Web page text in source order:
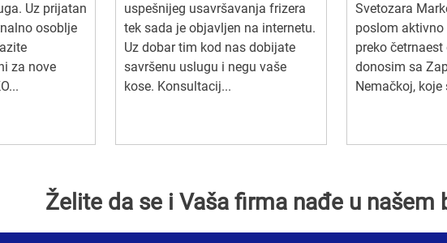
Uz prijatan
osoblje
za nove
uspešnijeg usavršavanja frizera
tek sada je objavljen na internetu.
Uz dobar tim kod nas dobijate
savršenu uslugu i negu vaše
kose. Konsultacij...
Svetozara
poslom aktivno
preko
donosim sa
Nemačkoj, koje
Želite da se i Vaša firma nađe u našem